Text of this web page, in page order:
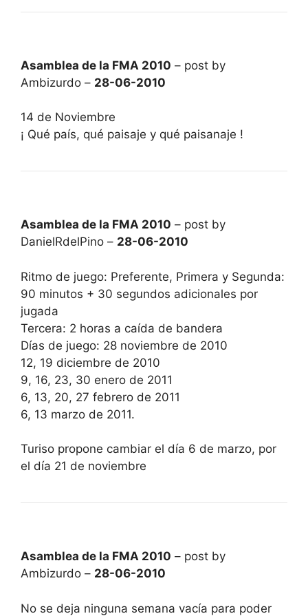
Asamblea de la FMA 2010 – post by
Ambizurdo – 28-06-2010
14 de Noviembre
¡ Qué país, qué paisaje y qué paisanaje !
Asamblea de la FMA 2010 – post by
DanielRdelPino – 28-06-2010
Ritmo de juego: Preferente, Primera y Segunda:
90 minutos + 30 segundos adicionales por
jugada
Tercera: 2 horas a caída de bandera
Días de juego: 28 noviembre de 2010
12, 19 diciembre de 2010
9, 16, 23, 30 enero de 2011
6, 13, 20, 27 febrero de 2011
6, 13 marzo de 2011.
Turiso propone cambiar el día 6 de marzo, por
el día 21 de noviembre
Asamblea de la FMA 2010 – post by
Ambizurdo – 28-06-2010
No se deja ninguna semana vacía para poder